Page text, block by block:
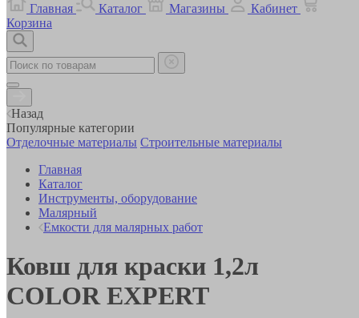
Главная
Каталог Магазины
Кабинет
Корзина
Назад
Популярные категории
Отделочные материалы Строительные материалы
Главная
Каталог
Инструменты, оборудование
Малярный
Емкости для малярных работ
Ковш для краски 1,2л
COLOR EXPERT